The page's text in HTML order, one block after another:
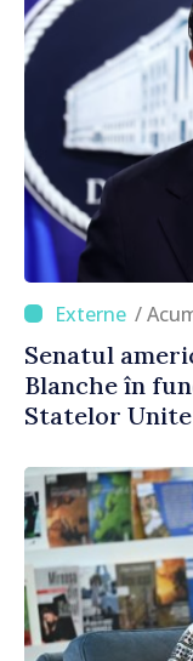
/
Senatul
Blanche în
Statelor Unite